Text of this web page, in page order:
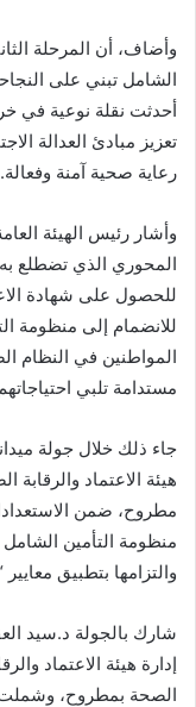
وأضاف، أن المرحلة
الشامل تبني على
أحدثت نقلة نوعية في
تعزيز مبادئ العدالة
رعاية صحية آمنة وفعالة.
وأشار رئيس الهيئة
المحوري الذي تضطلع
للحصول على شهادة
للانضمام إلى منظومة
المواطنين في النظام
مستدامة تلبي
جاء ذلك خلال جولة
هيئة الاعتماد
مطروح، ضمن
منظومة التأمين
والتزامها بتطبيق معايير
شارك بالجولة د.سيد
إدارة هيئة الاعتماد
الصحة بمطروح،